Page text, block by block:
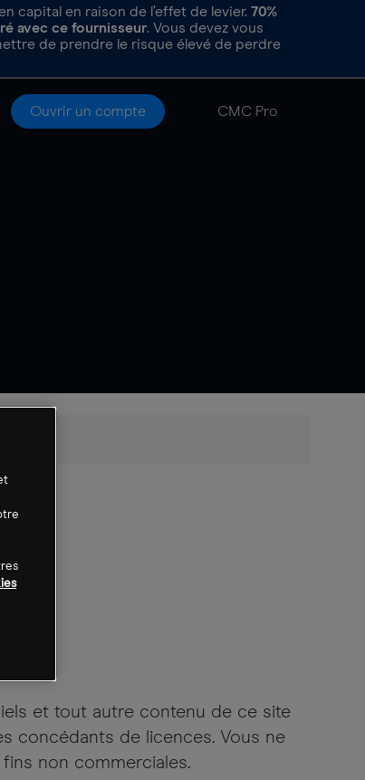
capital en raison de l’effet de levier. 70%
avec ce fournisseur. Vous devez vous
de prendre le risque élevé de perdre
Ouvrir un compte CMC Pro
et tout autre contenu de ce site
concédants de licences. Vous ne
non commerciales.